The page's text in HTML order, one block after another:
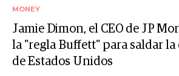
MONEY
Jamie Dimon, el CEO de JP
la "regla Buffett" para saldar
de Estados Unidos